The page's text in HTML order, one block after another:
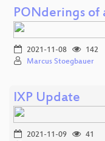
PONderings of
2021-11-08
142
Marcus Stoegbauer
IXP Update
2021-11-09
41